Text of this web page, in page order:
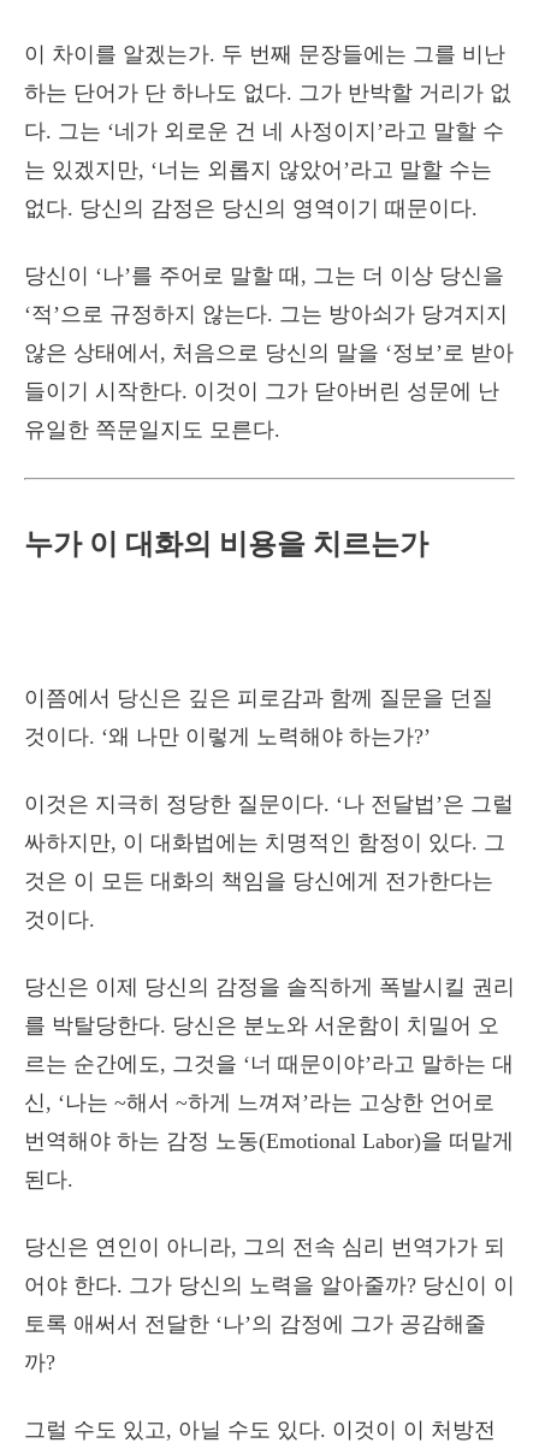
이 차이를 알겠는가. 두 번째 문장들에는 그를 비난
하는 단어가 단 하나도 없다. 그가 반박할 거리가 없
다. 그는 ‘네가 외로운 건 네 사정이지’라고 말할 수
는 있겠지만, ‘너는 외롭지 않았어’라고 말할 수는
없다. 당신의 감정은 당신의 영역이기 때문이다.
당신이 ‘나’를 주어로 말할 때, 그는 더 이상 당신을
‘적’으로 규정하지 않는다. 그는 방아쇠가 당겨지지
않은 상태에서, 처음으로 당신의 말을 ‘정보’로 받아
들이기 시작한다. 이것이 그가 닫아버린 성문에 난
유일한 쪽문일지도 모른다.
누가 이 대화의 비용을 치르는가
이쯤에서 당신은 깊은 피로감과 함께 질문을 던질
것이다. ‘왜 나만 이렇게 노력해야 하는가?’
이것은 지극히 정당한 질문이다. ‘나 전달법’은 그럴
싸하지만, 이 대화법에는 치명적인 함정이 있다. 그
것은 이 모든 대화의 책임을 당신에게 전가한다는
것이다.
당신은 이제 당신의 감정을 솔직하게 폭발시킬 권리
를 박탈당한다. 당신은 분노와 서운함이 치밀어 오
르는 순간에도, 그것을 ‘너 때문이야’라고 말하는 대
신, ‘나는 ~해서 ~하게 느껴져’라는 고상한 언어로
번역해야 하는 감정 노동(Emotional Labor)을 떠맡게
된다.
당신은 연인이 아니라, 그의 전속 심리 번역가가 되
어야 한다. 그가 당신의 노력을 알아줄까? 당신이 이
토록 애써서 전달한 ‘나’의 감정에 그가 공감해줄
까?
그럴 수도 있고, 아닐 수도 있다. 이것이 이 처방전